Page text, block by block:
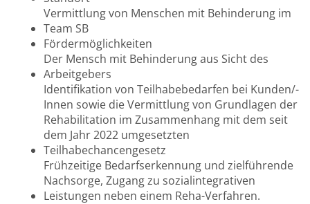
Vermittlung von Menschen mit Behinderung im
Team SB
Fördermöglichkeiten
Der Mensch mit Behinderung aus Sicht des
Arbeitgebers
Identifikation von Teilhabebedarfen bei Kunden/-
Innen sowie die Vermittlung von Grundlagen der
Rehabilitation im Zusammenhang mit dem seit
dem Jahr 2022 umgesetzten
Teilhabechancengesetz
Frühzeitige Bedarfserkennung und zielführende
Nachsorge, Zugang zu sozialintegrativen
Leistungen neben einem Reha-Verfahren.